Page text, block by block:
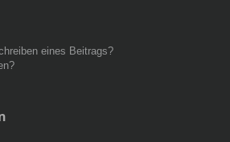
eines Beitrags?